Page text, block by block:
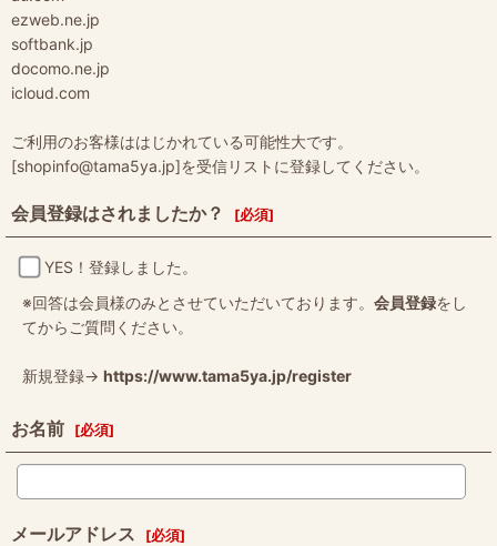
ezweb.ne.jp
softbank.jp
docomo.ne.jp
icloud.com
ご利用のお客様ははじかれている可能性大です。
[shopinfo@tama5ya.jp]を受信リストに登録してください。
会員登録はされましたか？ [必須]
YES！登録しました。
※回答は会員様のみとさせていただいております。 会員登録をし
てからご質問ください。
新規登録→ https://www.tama5ya.jp/register
お名前 [必須]
メールアドレス [必須]